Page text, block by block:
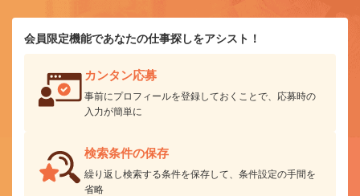
会員限定機能であなたの仕事探しをアシスト！
カンタン応募
事前にプロフィールを登録しておくことで、応募時の
入力が簡単に
検索条件の保存
繰り返し検索する条件を保存して、条件設定の手間を
省略